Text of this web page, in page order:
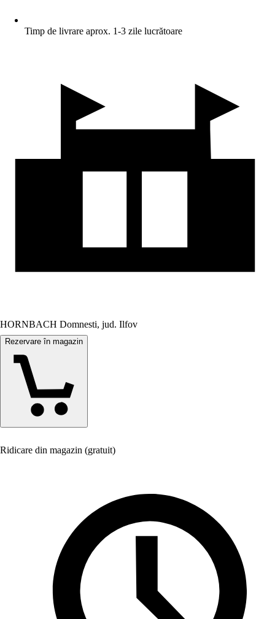
Timp de livrare aprox. 1-3 zile lucrătoare
HORNBACH Domnesti, jud. Ilfov
Rezervare în magazin
Ridicare din magazin (gratuit)